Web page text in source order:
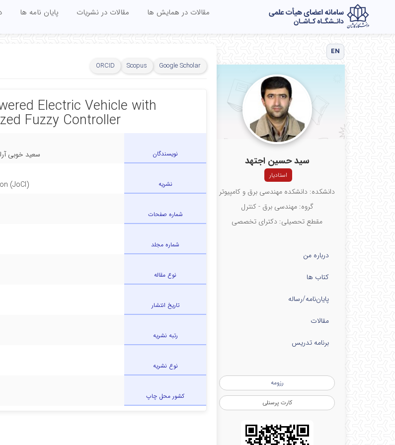
مقالات در همایش ها مقالات در نشریات پایان نامه ها
EN
سید حسین اجتهد
استادیار
دانشکده: دانشکده مهندسی برق و کامپیوتر
گروه: مهندسی برق - کنترل
مقطع تحصیلی: دکترای تخصصی
درباره من
کتاب ها
پایان‌نامه‌/رساله
مقالات
برنامه تدریس
رزومه
کارت پرسنلی
Google Scholar
Scopus
ORCID
Electric Vehicle with
Fuzzy Controller
نویسندگان سعید خوبی
نشریه (JoCI)
شماره صفحات
شماره مجلد
نوع مقاله
تاریخ انتشار
رتبه نشریه
نوع نشریه
کشور محل چاپ